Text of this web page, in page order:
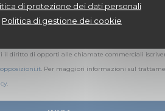
di protezione dei dati personali
Politica di gestione dei cookie
il diritto di opporti alle chiamate commerciali
. Per maggiori informazioni sul
.